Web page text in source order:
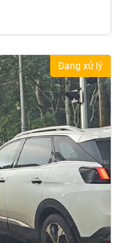
Đang xử lý